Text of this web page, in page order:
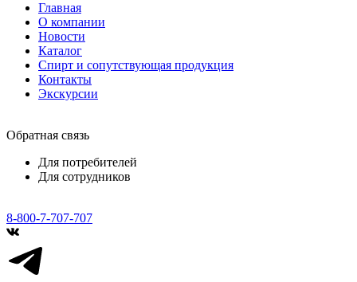
Главная
О компании
Новости
Каталог
Спирт и сопутствующая продукция
Контакты
Экскурсии
Обратная связь
Для потребителей
Для сотрудников
8-800-7-707-707